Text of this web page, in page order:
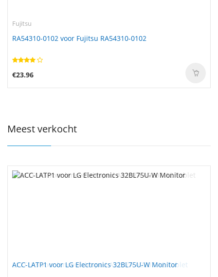
Fujitsu
RA54310-0102 voor Fujitsu RA54310-0102
€23.96
Meest verkocht
ACC-LATP1 voor LG Electronics 32BL75U-W Monitor